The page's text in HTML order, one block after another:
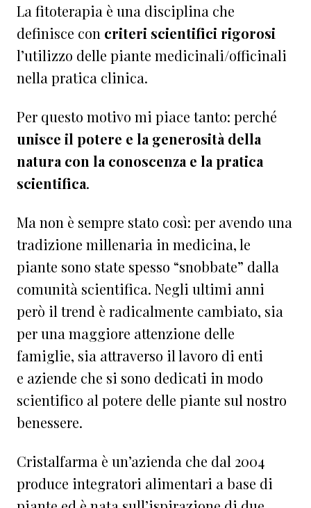
La fitoterapia è una disciplina che
definisce con criteri scientifici rigorosi
l’utilizzo delle piante medicinali/officinali
nella pratica clinica.
Per questo motivo mi piace tanto: perché
unisce il potere e la generosità della
natura con la conoscenza e la pratica
scientifica.
Ma non è sempre stato così: per avendo una
tradizione millenaria in medicina, le
piante sono state spesso “snobbate” dalla
comunità scientifica. Negli ultimi anni
però il trend è radicalmente cambiato, sia
per una maggiore attenzione delle
famiglie, sia attraverso il lavoro di enti
e aziende che si sono dedicati in modo
scientifico al potere delle piante sul nostro
benessere.
Cristalfarma è un’azienda che dal 2004
produce integratori alimentari a base di